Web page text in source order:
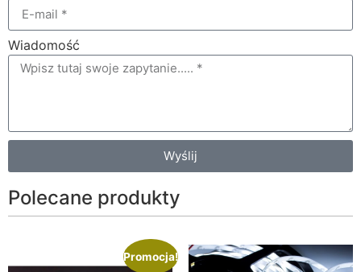
Wiadomość
Wyślij
Polecane produkty
Promocja!